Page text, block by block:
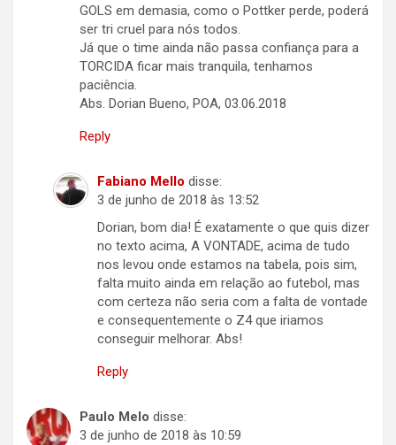
GOLS em demasia, como o Pottker perde, poderá
ser tri cruel para nós todos.
Já que o time ainda não passa confiança para a
TORCIDA ficar mais tranquila, tenhamos
paciência.
Abs. Dorian Bueno, POA, 03.06.2018
Reply
Fabiano Mello disse:
3 de junho de 2018 às 13:52
Dorian, bom dia! É exatamente o que quis dizer
no texto acima, A VONTADE, acima de tudo
nos levou onde estamos na tabela, pois sim,
falta muito ainda em relação ao futebol, mas
com certeza não seria com a falta de vontade
e consequentemente o Z4 que iriamos
conseguir melhorar. Abs!
Reply
Paulo Melo disse:
3 de junho de 2018 às 10:59